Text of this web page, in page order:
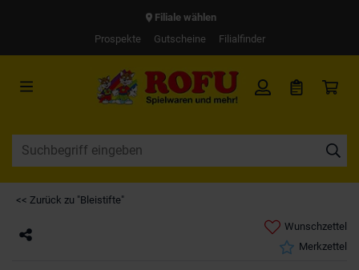
Filiale wählen
Prospekte
Gutscheine Filialfinder
<< Zurück zu "Bleistifte"
Wunschzettel
Merkzettel